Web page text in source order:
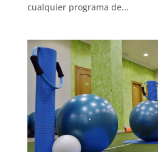
cualquier programa de...